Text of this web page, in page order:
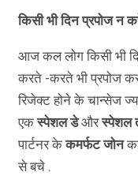
किसी भी दिन प्रपोज न
आज कल लोग किसी भी
करते -करते भी प्रपोज
रिजेक्ट होने के चान्सेज
एकस्पेशल डेऔरस्पेशल
पार्टनर केकमर्फट जोन
से बचे .